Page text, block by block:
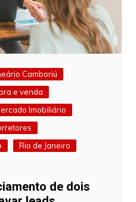
Camboriú
e venda
Imobiliário
Rio de Janeiro
de dois